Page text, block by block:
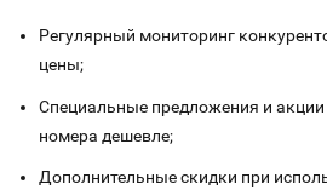
Регулярный мониторинг
цены;
Специальные предложения и
номера дешевле;
Дополнительные скидки при